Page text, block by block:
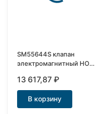
SM55644S клапан
электромагнитный НО
13 617,87₽
В корзину